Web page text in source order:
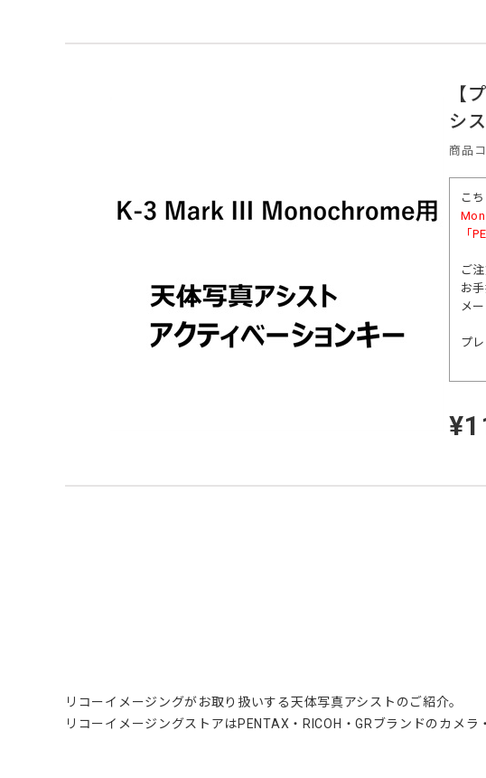
【
シ
商品
こ
「
ご
お
メ
プ
定
価
リコーイメージングがお取り扱いする天体写真アシストのご紹介。
リコーイメージングストアはPENTAX・RICOH・GRブランドのカメラ